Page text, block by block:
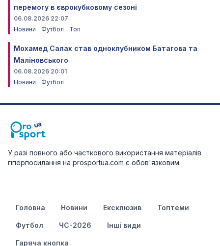
перемогу в єврокубковому сезоні
06.08.2026 22:07
Новини
Футбол Топ
Мохамед Салах став одноклубником Батагова та
Маліновського
06.08.2026 20:01
Новини
Футбол
У разі повного або часткового використання матеріалів
гіперпосилання на prosportua.com є обов'язковим.
Головна Новини Ексклюзив Топтеми
Футбол ЧС-2026 Інші види
Гаряча кнопка